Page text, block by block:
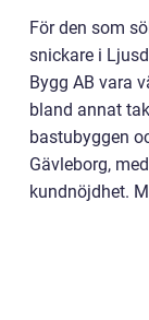
För den som
snickare i
Bygg AB vara
bland annat
bastubyggen
Gävleborg,
kundnöjdhet.